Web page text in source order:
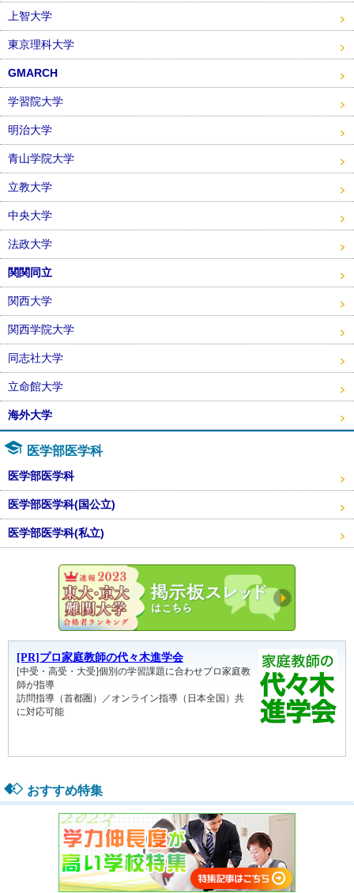
上智大学
東京理科大学
GMARCH
学習院大学
明治大学
青山学院大学
立教大学
中央大学
法政大学
関関同立
関西大学
関西学院大学
同志社大学
立命館大学
海外大学
医学部医学科
医学部医学科
医学部医学科(国公立)
医学部医学科(私立)
おすすめ特集